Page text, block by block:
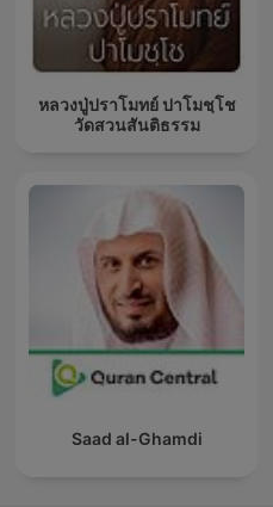
หลวงปู่ปราโมทย์ ปาโมชฺโช
วัดสวนสันติธรรม
Saad al-Ghamdi